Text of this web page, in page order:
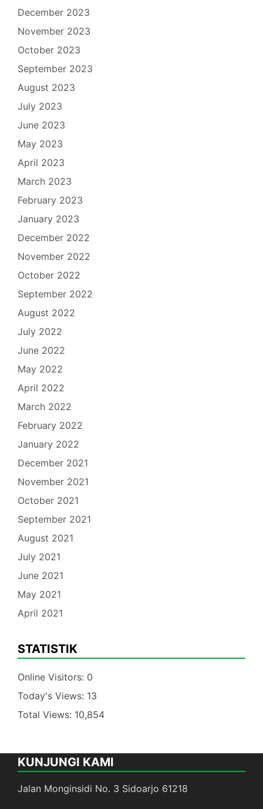
December 2023
November 2023
October 2023
September 2023
August 2023
July 2023
June 2023
May 2023
April 2023
March 2023
February 2023
January 2023
December 2022
November 2022
October 2022
September 2022
August 2022
July 2022
June 2022
May 2022
April 2022
March 2022
February 2022
January 2022
December 2021
November 2021
October 2021
September 2021
August 2021
July 2021
June 2021
May 2021
April 2021
STATISTIK
Online Visitors: 0
Today's Views: 13
Total Views: 10,854
KUNJUNGI KAMI
Jalan Monginsidi No. 3 Sidoarjo 61218